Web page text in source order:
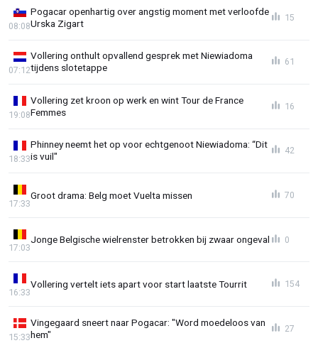
Pogacar openhartig over angstig moment met verloofde
Urska Zigart
08:08
15
Vollering onthult opvallend gesprek met Niewiadoma
tijdens slotetappe
07:12
61
Vollering zet kroon op werk en wint Tour de France
Femmes
19:08
16
Phinney neemt het op voor echtgenoot Niewiadoma: “Dit
is vuil"
18:33
42
Groot drama: Belg moet Vuelta missen
17:33
70
Jonge Belgische wielrenster betrokken bij zwaar ongeval
17:03
0
Vollering vertelt iets apart voor start laatste Tourrit
16:33
154
Vingegaard sneert naar Pogacar: "Word moedeloos van
hem"
15:33
27